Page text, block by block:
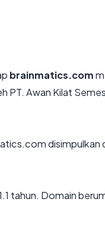
brainmatics.com
PT. Awan Kilat
disimpulkan
tahun. Domain